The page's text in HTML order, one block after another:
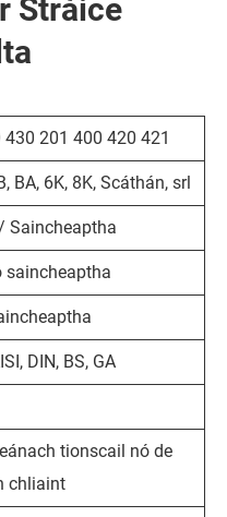
Stráice
201 400 420 421
BA, 6K, 8K, Scáthán, srl
Saincheaptha
saincheaptha
DIN, BS, GA
tionscail nó de
chliaint